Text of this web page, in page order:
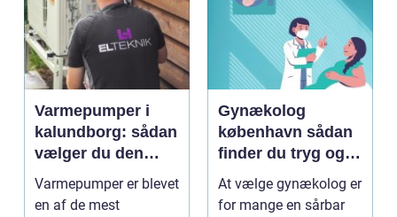
Varmepumper i
kalundborg: sådan
vælger du den
rigtige løsning
Varmepumper er blevet
en af de mest
Gynækolog
københavn sådan
finder du tryg og
professionel hjælp
At vælge gynækolog er
for mange en sårbar